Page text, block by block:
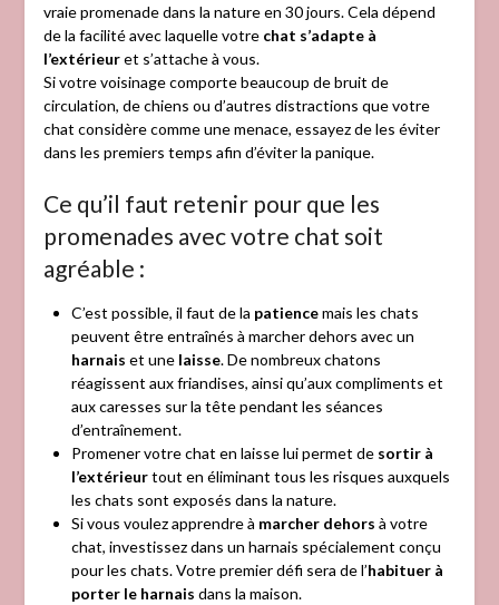
vraie promenade dans la nature en 30 jours. Cela dépend
de la facilité avec laquelle votre chat s’adapte à
l’extérieuret s’attache à vous.
Si votre voisinage comporte beaucoup de bruit de
circulation, de chiens ou d’autres distractions que votre
chat considère comme une menace, essayez de les éviter
dans les premiers temps afin d’éviter la panique.
Ce qu’il faut retenir pour que les
promenades avec votre chat soit
agréable :
C’est possible, il faut de la patiencemais les chats
peuvent être entraînés à marcher dehors avec un
harnais et une laisse. De nombreux chatons
réagissent aux friandises, ainsi qu’aux compliments et
aux caresses sur la tête pendant les séances
d’entraînement.
Promener votre chat en laisse lui permet de sortir à
l’extérieurtout en éliminant tous les risques auxquels
les chats sont exposés dans la nature.
Si vous voulez apprendre à marcher dehors à votre
chat, investissez dans un harnais spécialement conçu
pour les chats. Votre premier défi sera de l’habituer à
porter le harnais dans la maison.